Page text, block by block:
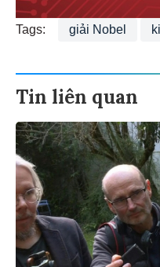
Tags: giải Nobel
Tin liên quan